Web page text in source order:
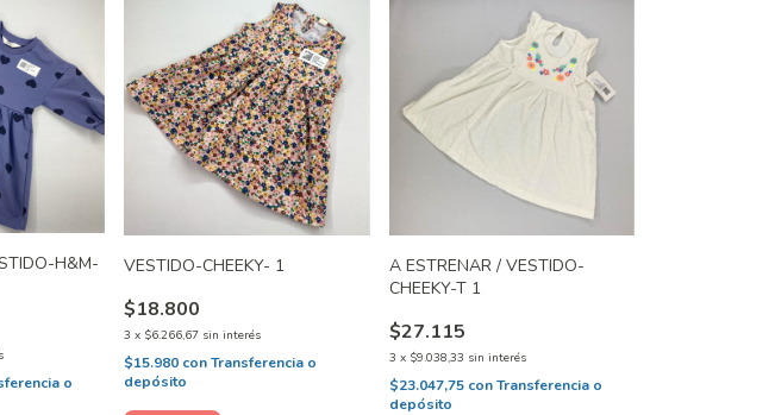
H&M-
o
VESTIDO-CHEEKY- 1
$18.800
3 x $6.266,67 sin interés
$15.980 conTransferencia o
depósito
A ESTRENAR / VESTIDO-
CHEEKY-T 1
$27.115
3 x $9.038,33 sin interés
$23.047,75 con Transferencia o
depósito